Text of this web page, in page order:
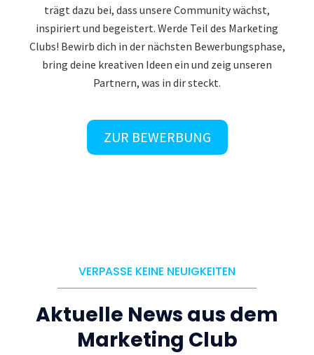
trägt dazu bei, dass unsere Community wächst,
inspiriert und begeistert. Werde Teil des Marketing
Clubs! Bewirb dich in der nächsten Bewerbungsphase,
bring deine kreativen Ideen ein und zeig unseren
Partnern, was in dir steckt.
ZUR BEWERBUNG
VERPASSE KEINE NEUIGKEITEN
Aktuelle News aus dem
Marketing Club